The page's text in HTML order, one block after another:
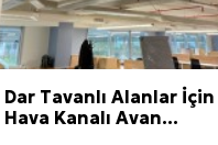
Dar Tavanlı Alanlar
Hava Kanalı Avan...